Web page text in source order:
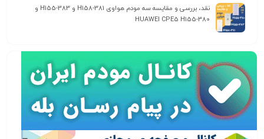
نقد، بررسی و مقایسه سه مودم هواوی H158-381 و H155-383 و
HUAWEI CPE5 H155-380